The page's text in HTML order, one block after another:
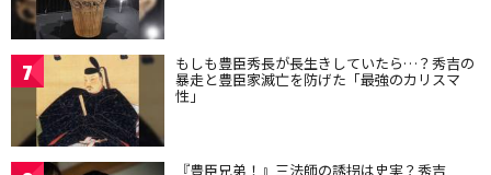
7 もしも豊臣秀長が長生きしていたら…？秀吉の
暴走と豊臣家滅亡を防げた「最強のカリスマ
性」
『豊臣兄弟！』三法師の誘拐は史実？秀吉